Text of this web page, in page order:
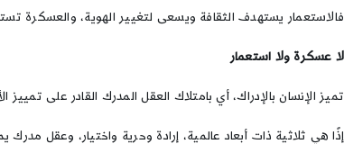
فالاستعمار يستهدف الثقافة ويسعى لتغيير الهوية، والعسكرة
لا عسكرة ولا استعمار
تميز الإنسان بالإدراك، أي بامتلاك العقل المدرك القادر على
إذًا هي ثلاثية ذات أبعاد عالمية، إرادة وحرية واختيار، وعقل